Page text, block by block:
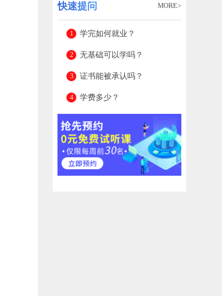
快速提问 MORE>
学完如何就业？
无基础可以学吗？
证书能被承认吗？
学费多少？